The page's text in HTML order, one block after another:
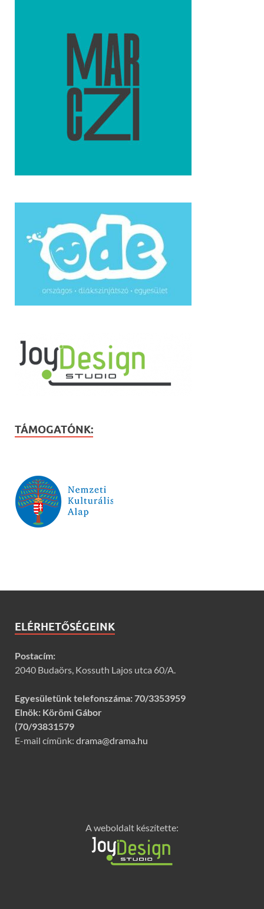
TÁMOGATÓNK:
ELÉRHETŐSÉGEINK
Postacím:
2040 Budaörs, Kossuth Lajos utca 60/A.
Egyesületünk telefonszáma:70/3353959
Elnök: Körömi Gábor
(70/93831579
E-mail címünk: drama@drama.hu
A weboldalt készítette: